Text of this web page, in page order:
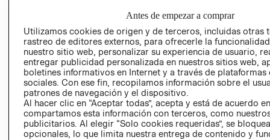
EMPRESARIAL
CONDICIONES
AVISO DE
PRIVACIDAD
GIFT CARD
AVISO DE
Antes de empezar a comprar
Utilizamos cookies de origen y de terceros, incluidas otras
rastreo de editores externos, para ofrecerle la
nuestro sitio web, personalizar su experiencia de usuario,
entregar publicidad personalizada en nuestros sitios web,
boletines informativos en Internet y a través de plataformas
sociales. Con ese fin, recopilamos información sobre el
patrones de navegación y el dispositivo.
Al hacer clic en “Aceptar todas”, acepta y está de acuerdo
compartamos esta información con terceros, como
publicitarios. Al elegir “Solo cookies requeridas”, se
opcionales, lo que limita nuestra entrega de contenido y